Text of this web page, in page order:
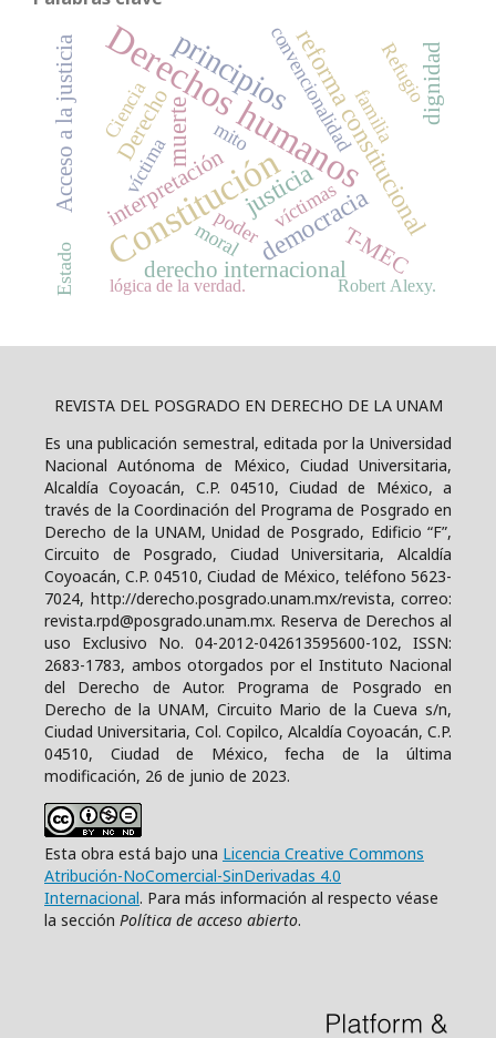
Derechos humanos
Constitución
principios
justicia
muerte reforma constitucional
democracia
derecho internacional
interpretación
Derecho
Acceso a la justicia dignidad
T-MEC
Ciencia convencionalidad
moral
víctimas
familia
mito
Estado
poder
Refugio
víctima
Robert Alexy.
lógica de la verdad.
REVISTA DEL POSGRADO EN DERECHO DE LA UNAM
Es una publicación semestral, editada por la Universidad
Nacional Autónoma de México, Ciudad Universitaria,
Alcaldía Coyoacán, C.P. 04510, Ciudad de México, a
través de la Coordinación del Programa de Posgrado en
Derecho de la UNAM, Unidad de Posgrado, Edificio “F”,
Circuito de Posgrado, Ciudad Universitaria, Alcaldía
Coyoacán, C.P. 04510, Ciudad de México, teléfono 5623-
7024, http://derecho.posgrado.unam.mx/revista, correo:
revista.rpd@posgrado.unam.mx. Reserva de Derechos al
uso Exclusivo No. 04-2012-042613595600-102, ISSN:
2683-1783, ambos otorgados por el Instituto Nacional
del Derecho de Autor. Programa de Posgrado en
Derecho de la UNAM, Circuito Mario de la Cueva s/n,
Ciudad Universitaria, Col. Copilco, Alcaldía Coyoacán, C.P.
04510, Ciudad de México, fecha de la última
modificación, 26 de junio de 2023.
Esta obra está bajo una Licencia Creative Commons
Atribución-NoComercial-SinDerivadas 4.0
Internacional. Para más información al respecto véase
la sección Política de acceso abierto.